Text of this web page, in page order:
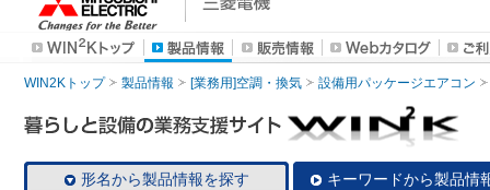
WIN2Kトップ 製品情報 [業務用]空調・換気 設備用パッケージエアコン
形名から製品情報を探す キーワードから製品情